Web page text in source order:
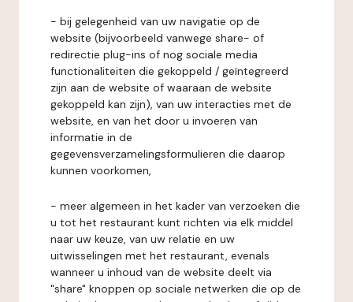
- bij gelegenheid van uw navigatie op de
website (bijvoorbeeld vanwege share- of
redirectie plug-ins of nog sociale media
functionaliteiten die gekoppeld / geïntegreerd
zijn aan de website of waaraan de website
gekoppeld kan zijn), van uw interacties met de
website, en van het door u invoeren van
informatie in de
gegevensverzamelingsformulieren die daarop
kunnen voorkomen,
- meer algemeen in het kader van verzoeken die
u tot het restaurant kunt richten via elk middel
naar uw keuze, van uw relatie en uw
uitwisselingen met het restaurant, evenals
wanneer u inhoud van de website deelt via
"share" knoppen op sociale netwerken die op de